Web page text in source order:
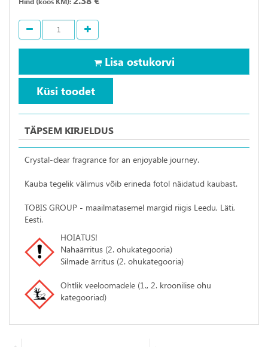
Lisa ostukorvi
Küsi toodet
TÄPSEM KIRJELDUS
Crystal-clear fragrance for an enjoyable journey.
Kauba tegelik välimus võib erineda fotol näidatud kaubast.
TOBIS GROUP - maailmatasemel margid riigis Leedu, Läti,
Eesti.
HOIATUS!
Nahaärritus (2. ohukategooria)
Silmade ärritus (2. ohukategooria)
Ohtlik veeloomadele (1., 2. kroonilise ohu
kategooriad)